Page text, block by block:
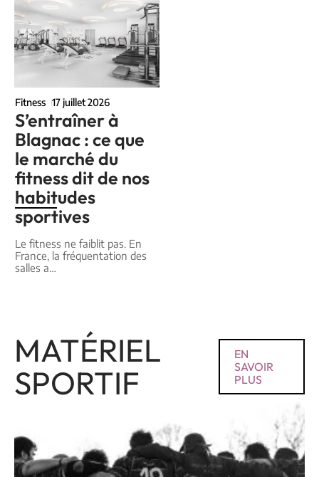
Fitness 17 juillet 2026
S’entraîner à
Blagnac : ce que
le marché du
fitness dit de nos
habitudes
sportives
Le fitness ne faiblit pas. En
France, la fréquentation des
salles a…
MATÉRIEL
SPORTIF
EN
SAVOIR
PLUS